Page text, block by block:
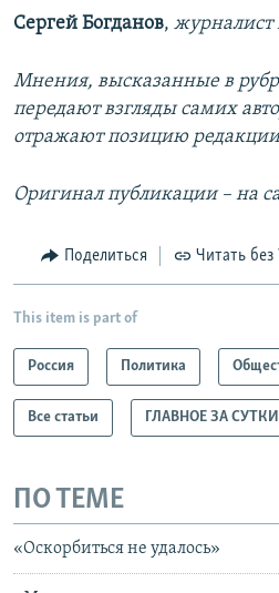
Сергей Богданов, журналист
Мнения, высказанные в
передают взгляды самих
отражают позицию редакции
Оригинал публикации – на
Поделиться Читать без
This item is part of
Россия Политика
Все статьи ГЛАВНОЕ ЗА СУТКИ
ПО ТЕМЕ
«Оскорбиться не удалось»